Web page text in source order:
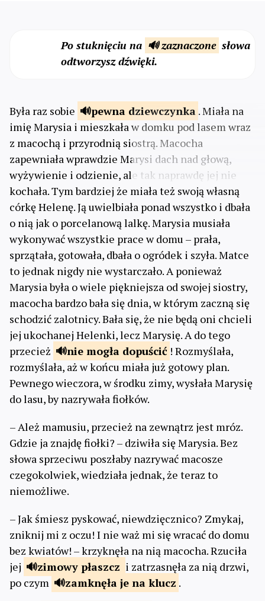
Po stuknięciu na 🔊 zaznaczone słowa
odtworzysz dźwięki.
Była raz sobie pewna dziewczynka . Miała na
imię Marysia i mieszkała w domku pod lasem wraz
z macochą i przyrodnią siostrą. Macocha
zapewniała wprawdzie Marysi dach nad głową,
wyżywienie i odzienie, ale tak naprawdę jej nie
kochała. Tym bardziej że miała też swoją własną
córkę Helenę. Ją uwielbiała ponad wszystko i dbała
o nią jak o porcelanową lalkę. Marysia musiała
wykonywać wszystkie prace w domu – prała,
sprzątała, gotowała, dbała o ogródek i szyła. Matce
to jednak nigdy nie wystarczało. A ponieważ
Marysia była o wiele piękniejsza od swojej siostry,
macocha bardzo bała się dnia, w którym zaczną się
schodzić zalotnicy. Bała się, że nie będą oni chcieli
jej ukochanej Helenki, lecz Marysię. A do tego
przecież
nie mogła dopuścić ! Rozmyślała,
rozmyślała, aż w końcu miała już gotowy plan.
Pewnego wieczora, w środku zimy, wysłała Marysię
do lasu, by nazrywała fiołków.
– Ależ mamusiu, przecież na zewnątrz jest mróz.
Gdzie ja znajdę fiołki? – dziwiła się Marysia. Bez
słowa sprzeciwu poszłaby nazrywać macosze
czegokolwiek, wiedziała jednak, że teraz to
niemożliwe.
– Jak śmiesz pyskować, niewdzięcznico? Zmykaj,
zniknij mi z oczu! I nie waż mi się wracać do domu
bez kwiatów! – krzyknęła na nią macocha. Rzuciła
jej
zimowy płaszcz i zatrzasnęła za nią drzwi,
po czym
zamknęła je na klucz .